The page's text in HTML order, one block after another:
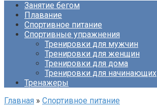
Занятие бегом
Плавание
Спортивное питание
Спортивные упражнения
Тренировки для мужчин
Тренировки для женщин
Тренировки для дома
Тренировки для начинающих
Тренажеры
Главная » Спортивное питание